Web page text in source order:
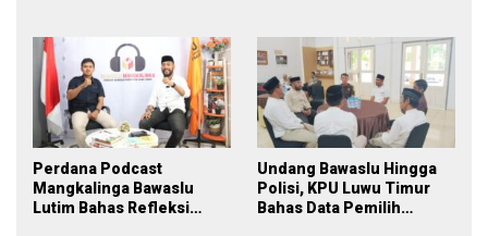
Perdana Podcast
Mangkalinga Bawaslu
Lutim Bahas Refleksi
Undang Bawaslu Hingga
Polisi, KPU Luwu Timur
Bahas Data Pemilih